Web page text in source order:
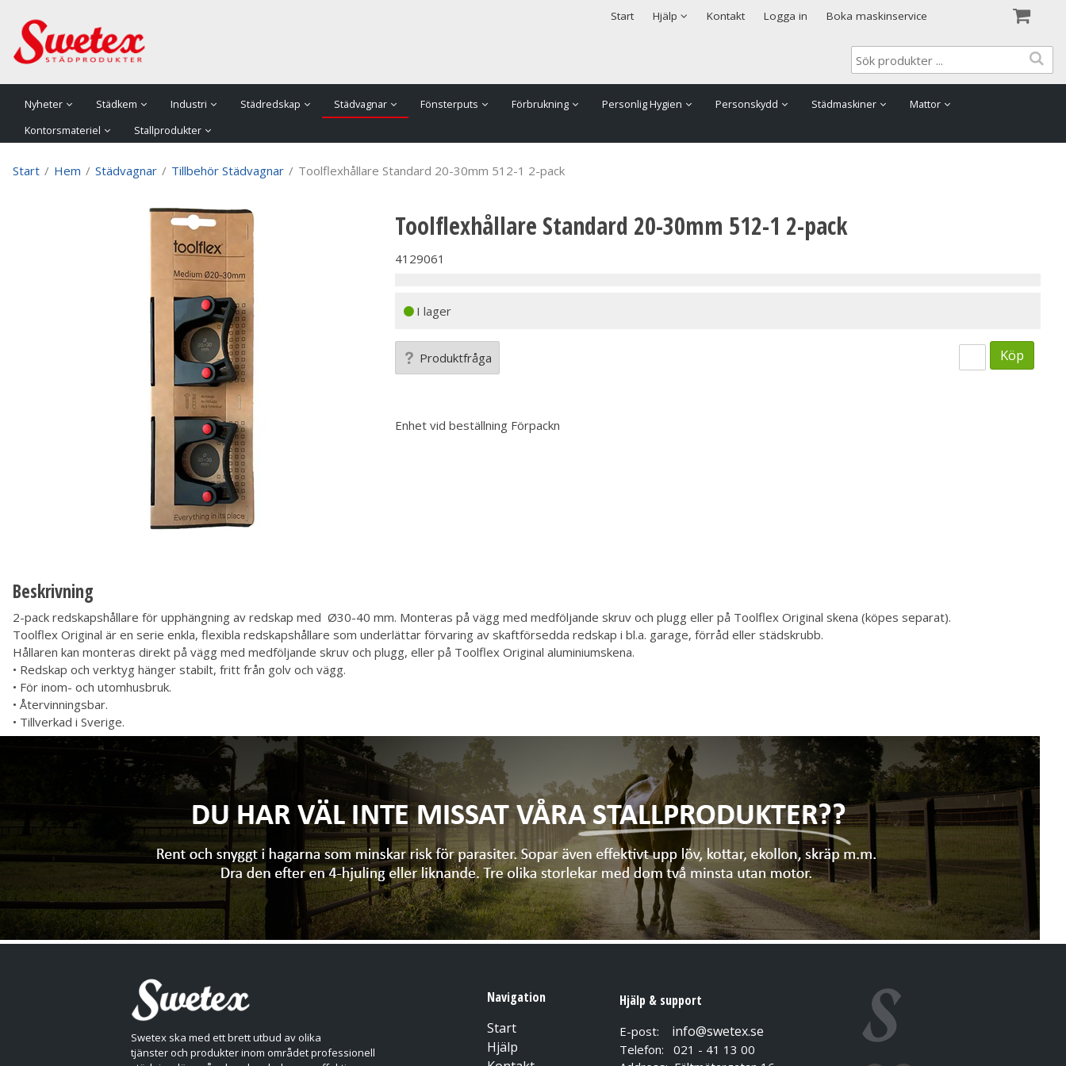
Start Hjälp
Säkerhet & Cookies Kontakt Logga in Boka maskinservice
Nyheter Städkem Industri Städredskap Städvagnar Fönsterputs Förbrukning Personlig Hygien Personskydd Städmaskiner
Mattor
Kontorsmateriel
Stallprodukter
Start / Hem / Städvagnar / Tillbehör Städvagnar / Toolflexhållare Standard 20-30mm 512-1 2-pack
Toolflexhållare Standard 20-30mm 512-1 2-pack
4129061
I lager
Produktfråga Köp
Enhet vid beställning Förpackn
Beskrivning
2-pack redskapshållare för upphängning av redskap med Ø30-40 mm. Monteras på vägg med medföljande skruv och plugg eller på Toolflex Original skena (köpes separat).
Toolflex Original är en serie enkla, flexibla redskapshållare som underlättar förvaring av skaftförsedda redskap i bl.a. garage, förråd eller städskrubb.
Hållaren kan monteras direkt på vägg med medföljande skruv och plugg, eller på Toolflex Original aluminiumskena.
• Redskap och verktyg hänger stabilt, fritt från golv och vägg.
• För inom- och utomhusbruk.
• Återvinningsbar.
• Tillverkad i Sverige.
Swetex ska med ett brett utbud av olika
tjänster och produkter inom området professionell
Navigation
Start
Hjälp
Hjälp & support
E-post: info@swetex.se
Telefon: 021 - 41 13 00